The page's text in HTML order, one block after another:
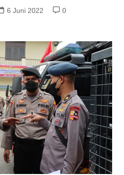
6 Juni 2022
0